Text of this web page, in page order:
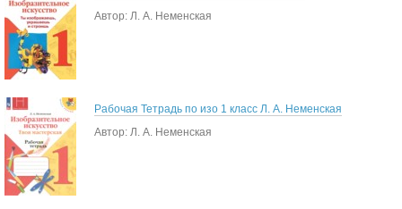
Автор: Л. А. Неменская
Рабочая Тетрадь по изо 1 класс Л. А. Неменская
Автор: Л. А. Неменская